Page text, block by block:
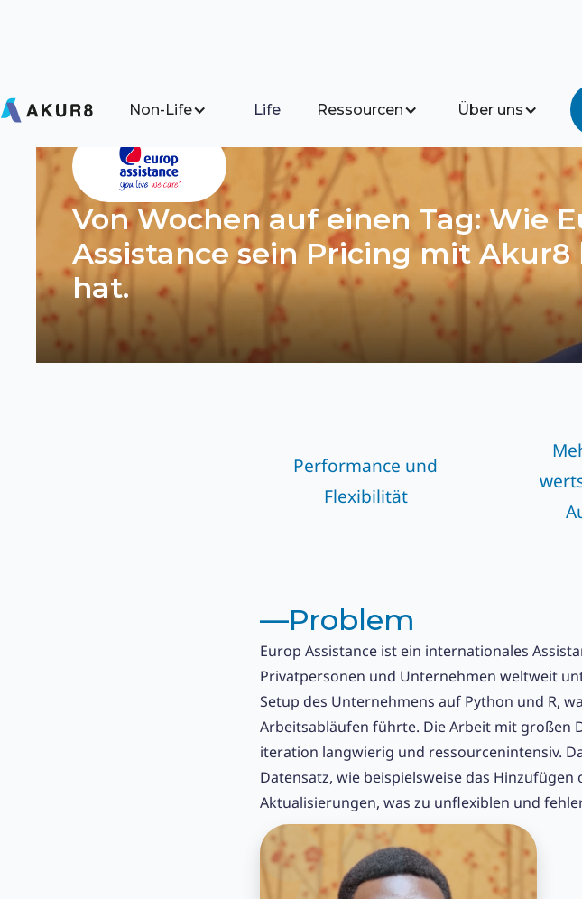
Non-Life Life Ressourcen Über uns
Von Wochen auf einen Tag: Wie
Assistance sein Pricing mit
hat.
Performance und
Flexibilität
––Problem
Europ Assistance ist ein internationales
Privatpersonen und Unternehmen weltweit
Setup des Unternehmens auf Python und R,
Arbeitsabläufen führte. Die Arbeit mit großen
iteration langwierig und ressourcenintensiv.
Datensatz, wie beispielsweise das
Aktualisierungen, was zu unflexiblen und